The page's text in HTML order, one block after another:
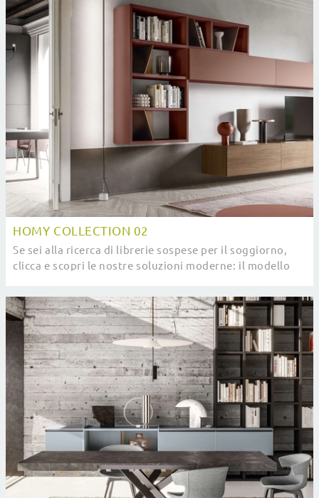
HOMY COLLECTION 02
Se sei alla ricerca di librerie sospese per il soggiorno,
clicca e scopri le nostre soluzioni moderne: il modello